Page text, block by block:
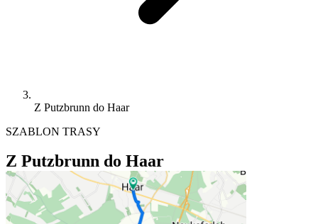
Z Putzbrunn do Haar
SZABLON TRASY
Z Putzbrunn do Haar